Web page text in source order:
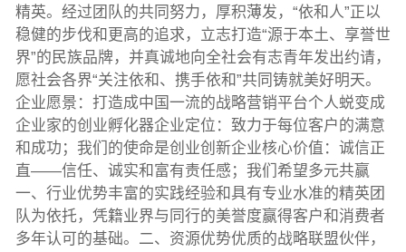
精英。经过团队的共同努力，厚积薄发，“依和人”正以
稳健的步伐和更高的追求，立志打造“源于本土、享誉世
界”的民族品牌，并真诚地向全社会有志青年发出约请，
愿社会各界“关注依和、携手依和”共同铸就美好明天。
企业愿景：打造成中国一流的战略营销平台个人蜕变成
企业家的创业孵化器企业定位：致力于每位客户的满意
和成功；我们的使命是创业创新企业核心价值：诚信正
直——信任、诚实和富有责任感；我们希望多元共赢
一、行业优势丰富的实践经验和具有专业水准的精英团
队为依托，凭籍业界与同行的美誉度赢得客户和消费者
多年认可的基础。二、资源优势优质的战略联盟伙伴，